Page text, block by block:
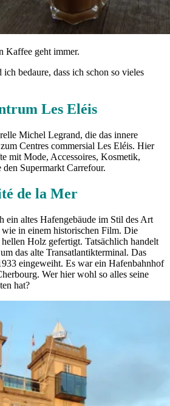
Kaffee geht immer.
bedaure, dass ich schon so vieles
Les Eléis
Michel Legrand, die das innere
Centres commersial Les Eléis. Hier
mit Mode, Accessoires, Kosmetik,
Supermarkt Carrefour.
de la Mer
ein altes Hafengebäude im Stil des Art
in einem historischen Film. Die
Holz gefertigt. Tatsächlich handelt
das alte Transatlantikterminal. Das
eingeweiht. Es war ein Hafenbahnhof
Wer hier wohl so alles seine
hat?